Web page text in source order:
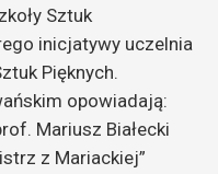
Sztuk
inicjatywy uczelnia
Pięknych.
opowiadają:
Mariusz Białecki
z Mariackiej”